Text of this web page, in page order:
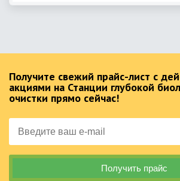
Получите свежий прайс-лист с
акциями на Станции глубокой
очистки прямо сейчас!